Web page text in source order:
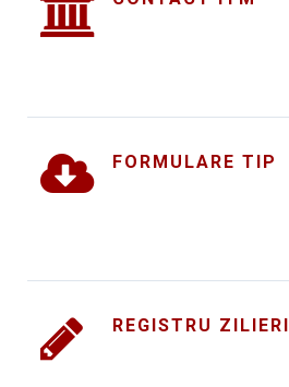
FORMULARE TIP
REGISTRU ZILIERI